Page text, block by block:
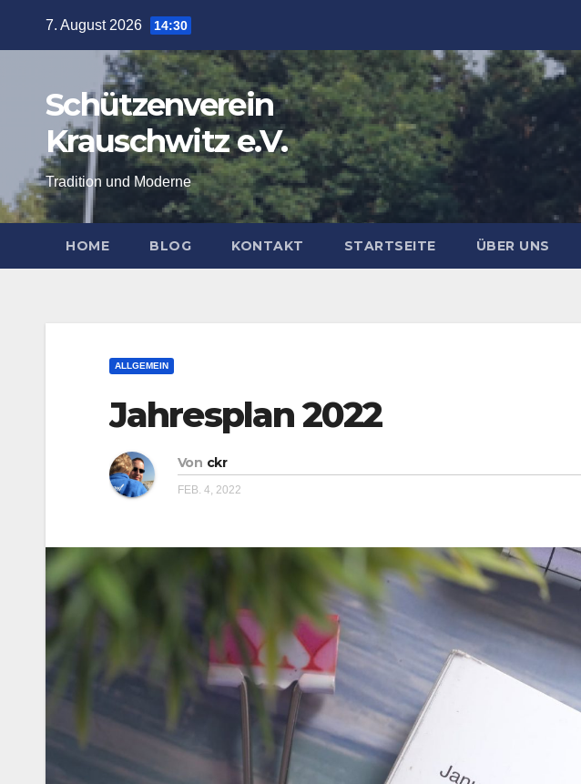
7. August 2026 14:30
Schützenverein
Krauschwitz e.V.
Tradition und Moderne
HOME BLOG KONTAKT STARTSEITE ÜBER UNS
ALLGEMEIN
Jahresplan 2022
Von ckr
FEB. 4, 2022